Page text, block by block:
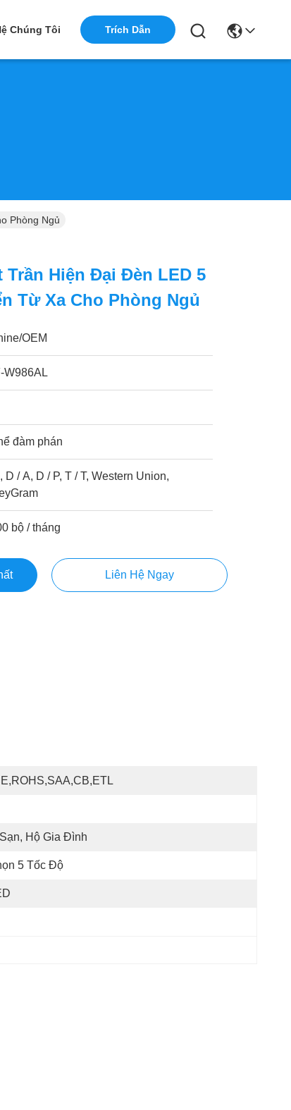
Chúng Tôi Trích Dẫn
Phòng Ngủ
Trần Hiện Đại Đèn LED 5
Từ Xa Cho Phòng Ngủ
OEM
W986AL
đàm phán
D / A, D / P, T / T, Western Union,
bộ / tháng
Liên Hệ Ngay
Hộ Gia Đình
5 Tốc Độ